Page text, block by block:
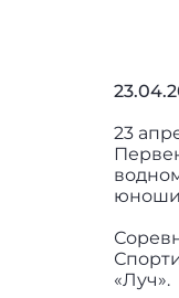
23
юноши
«Луч».